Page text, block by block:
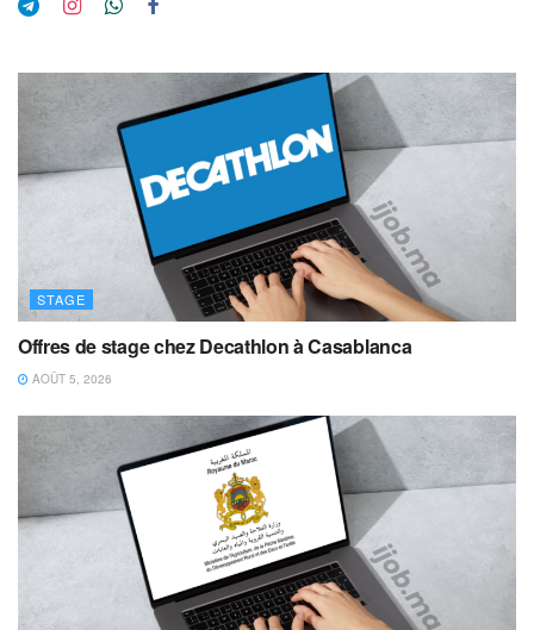
STAGE
Offres de stage chez Decathlon à Casablanca
AOÛT 5, 2026